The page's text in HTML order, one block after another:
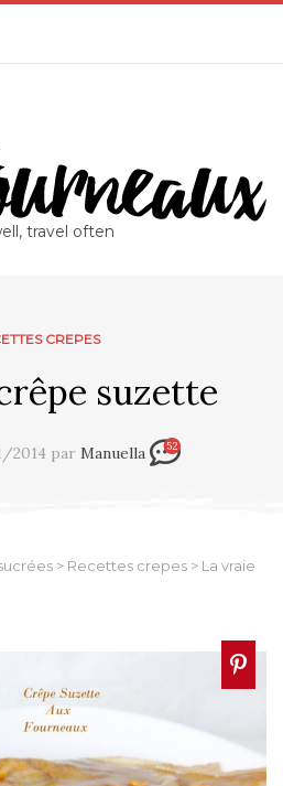
travel often
CREPES
suzette
2014 par Manuella 52
> Recettes crepes > La vraie